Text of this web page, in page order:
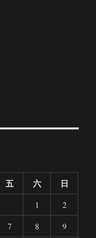
五 六 日
1
2
7 8 9